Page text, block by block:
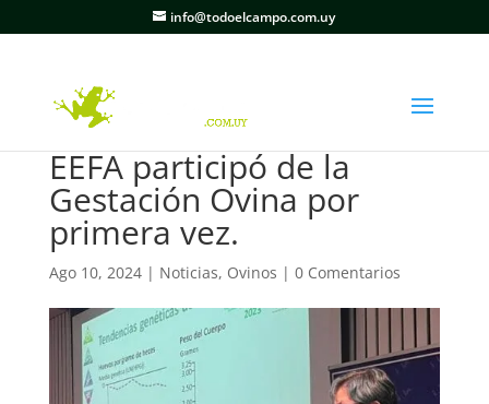
info@todoelcampo.com.uy
EEFA participó de la
Gestación Ovina por
primera vez.
Ago 10, 2024| Noticias, Ovinos | 0 Comentarios